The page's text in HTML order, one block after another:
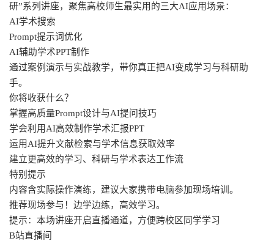
研”系列讲座，聚焦高校师生最实用的三大AI应用场景：
AI学术搜索
Prompt提示词优化
AI辅助学术PPT制作
通过案例演示与实战教学，带你真正把AI变成学习与科研助
手。
你将收获什么？
掌握高质量Prompt设计与AI提问技巧
学会利用AI高效制作学术汇报PPT
运用AI提升文献检索与学术信息获取效率
建立更高效的学习、科研与学术表达工作流
特别提示
内容含实际操作演练，建议大家携带电脑参加现场培训。
推荐现场参与！边学边练，高效学习。
提示：本场讲座开启直播通道，方便跨校区同学学习
B站直播间